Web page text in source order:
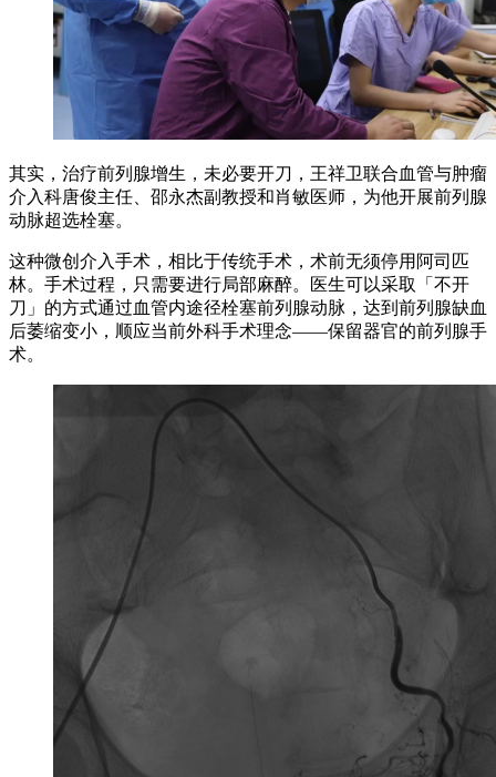
其实，治疗前列腺增生，未必要开刀，王祥卫联合血管与肿瘤
介入科唐俊主任、邵永杰副教授和肖敏医师，为他开展前列腺
动脉超选栓塞。
这种微创介入手术，相比于传统手术，术前无须停用阿司匹
林。手术过程，只需要进行局部麻醉。医生可以采取「不开
刀」的方式通过血管内途径栓塞前列腺动脉，达到前列腺缺血
后萎缩变小，顺应当前外科手术理念——保留器官的前列腺手
术。